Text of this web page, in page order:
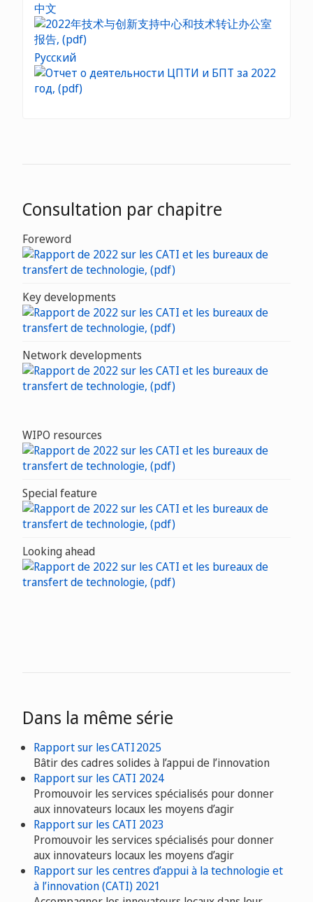
中文
Русский
Consultation par chapitre
Foreword
Key developments
Network developments
WIPO resources
Special feature
Looking ahead
Dans la même série
Rapport sur les CATI 2025
Bâtir des cadres solides à l’appui de l’innovation
Rapport sur les CATI 2024
Promouvoir les services spécialisés pour donner
aux innovateurs locaux les moyens d’agir
Rapport sur les CATI 2023
Promouvoir les services spécialisés pour donner
aux innovateurs locaux les moyens d’agir
Rapport sur les centres d’appui à la technologie et
à l’innovation (CATI) 2021